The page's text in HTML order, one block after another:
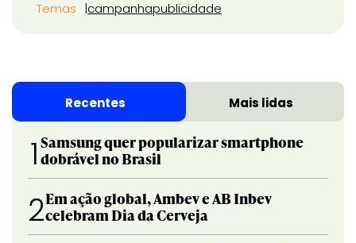
Temas campanhapublicidade
Recentes Mais lidas
1 Samsung quer popularizar smartphone
dobrável no Brasil
2Em ação global, Ambev e AB Inbev
celebram Dia da Cerveja